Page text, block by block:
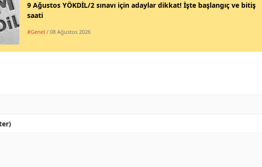
9 Ağustos YÖKDİL/2 sınavı için adaylar dikkat! İşte başlangıç ve bitiş
saati
#Genel / 08 Ağustos 2026